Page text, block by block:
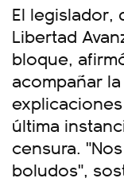
El legislador,
Libertad
bloque,
acompañar
última
censura.
boludos",